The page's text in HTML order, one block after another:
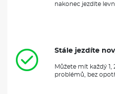
nakonec jezdíte
Stále jezdíte
Můžete mít každý
problémů, bez